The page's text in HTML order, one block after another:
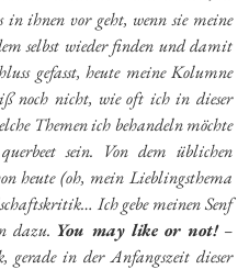
in ihnen vor geht, wenn sie meine
selbst wieder finden und damit
gefasst, heute meine Kolumne
noch nicht, wie oft ich in dieser
Themen ich behandeln möchte
sein. Von dem üblichen
heute (oh, mein Lieblingsthema
Ich gebe meinen Senf
dazu. You may like or not!–
gerade in der Anfangszeit dieser